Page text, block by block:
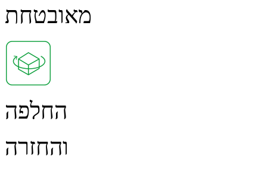
מאובטחת
החלפה
והחזרה